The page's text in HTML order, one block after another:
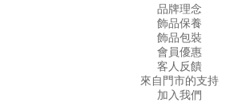
品牌理念
飾品保養
飾品包裝
會員優惠
客人反饋
來自門市的支持
加入我們